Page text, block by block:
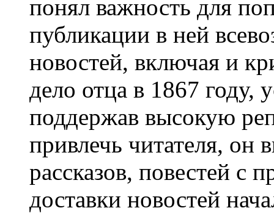
понял важность для
публикации в ней
новостей, включая и
дело отца в 1867 году,
поддержав высокую
привлечь читателя, он
рассказов, повестей с
доставки новостей